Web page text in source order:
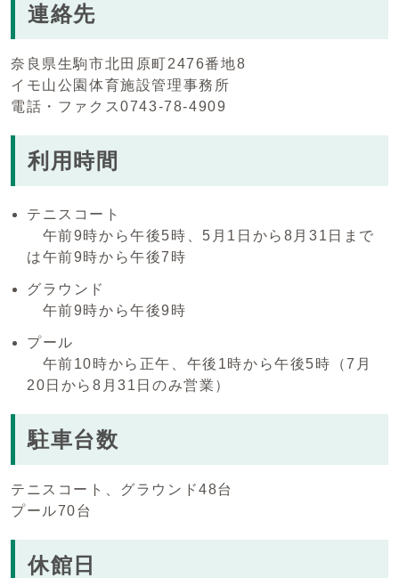
連絡先
奈良県生駒市北田原町2476番地8
イモ山公園体育施設管理事務所
電話・ファクス0743-78-4909
利用時間
テニスコート
午前9時から午後5時、5月1日から8月31日まで
は午前9時から午後7時
グラウンド
午前9時から午後9時
プール
午前10時から正午、午後1時から午後5時（7月
20日から8月31日のみ営業）
駐車台数
テニスコート、グラウンド48台
プール70台
休館日